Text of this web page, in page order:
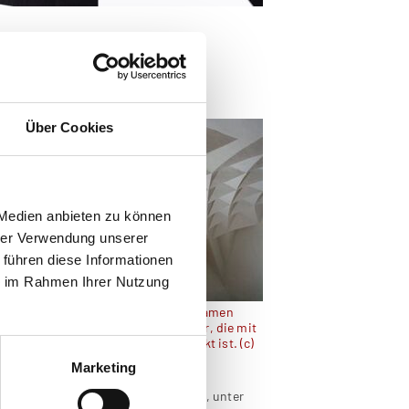
Über Cookies
anbieten zu können
Verwendung unserer
diese Informationen
Rahmen Ihrer Nutzung
Marketing
Das Diamantgewölbe erhält seinen Namen
durch die einzigartige Deckenstruktur, die mit
diamantförmigen Ornamenten bedeckt ist. (c)
I. und seine Nachfolger vorgestellt, unter